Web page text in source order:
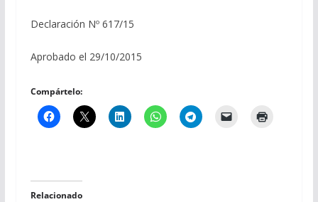
Declaración Nº 617/15
Aprobado el 29/10/2015
Compártelo:
Relacionado